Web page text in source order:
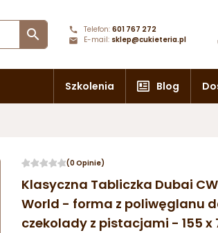
 Telefon: 601 767 272
E-mail: sklep@cukieteria.pl
Szkolenia Blog
(0 Opinie)
Klasyczna Tabliczka Dubai
World - forma z poliwęglanu
czekolady z pistacjami - 155 x